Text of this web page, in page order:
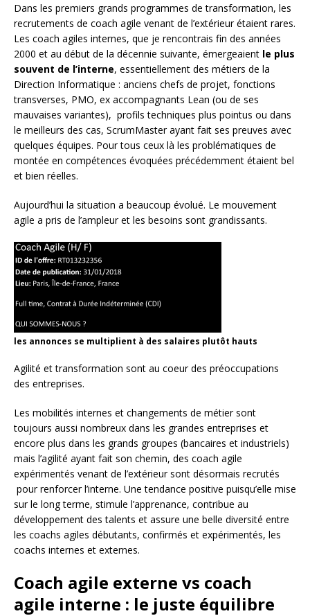
Dans les premiers grands programmes de transformation, les
recrutements de coach agile venant de l’extérieur étaient rares.
Les coach agiles internes, que je rencontrais fin des années
2000 et au début de la décennie suivante, émergeaient le plus
souvent de l’interne, essentiellement des métiers de la
Direction Informatique : anciens chefs de projet, fonctions
transverses, PMO, ex accompagnants Lean (ou de ses
mauvaises variantes), profils techniques plus pointus ou dans
le meilleurs des cas, ScrumMaster ayant fait ses preuves avec
quelques équipes. Pour tous ceux là les problématiques de
montée en compétences évoquées précédemment étaient bel
et bien réelles.
Aujourd’hui la situation a beaucoup évolué. Le mouvement
agile a pris de l’ampleur et les besoins sont grandissants.
les annonces se multiplient à des salaires plutôt hauts
Agilité et transformation sont au coeur des préoccupations
des entreprises.
Les mobilités internes et changements de métier sont
toujours aussi nombreux dans les grandes entreprises et
encore plus dans les grands groupes (bancaires et industriels)
mais l’agilité ayant fait son chemin, des coach agile
expérimentés venant de l’extérieur sont désormais recrutés
pour renforcer l’interne. Une tendance positive puisqu’elle mise
sur le long terme, stimule l’apprenance, contribue au
développement des talents et assure une belle diversité entre
les coachs agiles débutants, confirmés et expérimentés, les
coachs internes et externes.
Coach agile externe vs coach
agile interne : le juste équilibre